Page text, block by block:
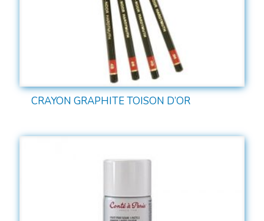
CRAYON GRAPHITE TOISON D’OR